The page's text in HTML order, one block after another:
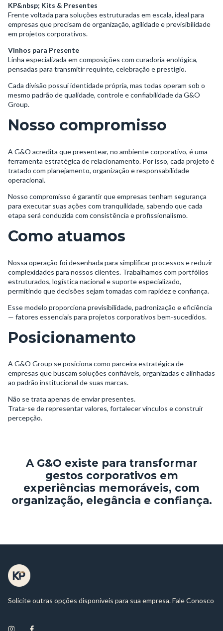
KP&nbsp; Kits & Presentes
Frente voltada para soluções estruturadas em escala, ideal para
empresas que precisam de organização, agilidade e previsibilidade
em projetos corporativos.
Vinhos para Presente
Linha especializada em composições com curadoria enológica,
pensadas para transmitir requinte, celebração e prestígio.
Cada divisão possui identidade própria, mas todas operam sob o
mesmo padrão de qualidade, controle e confiabilidade da G&O
Group.
Nosso compromisso
A G&O acredita que presentear, no ambiente corporativo, é uma
ferramenta estratégica de relacionamento. Por isso, cada projeto é
tratado com planejamento, organização e responsabilidade
operacional.
Nosso compromisso é garantir que empresas tenham segurança
para executar suas ações com tranquilidade, sabendo que cada
etapa será conduzida com consistência e profissionalismo.
Como atuamos
Nossa operação foi desenhada para simplificar processos e reduzir
complexidades para nossos clientes. Trabalhamos com portfólios
estruturados, logística nacional e suporte especializado,
permitindo que decisões sejam tomadas com rapidez e confiança.
Esse modelo proporciona previsibilidade, padronização e eficiência
— fatores essenciais para projetos corporativos bem-sucedidos.
Posicionamento
A G&O Group se posiciona como parceira estratégica de
empresas que buscam soluções confiáveis, organizadas e alinhadas
ao padrão institucional de suas marcas.
Não se trata apenas de enviar presentes.
Trata-se de representar valores, fortalecer vínculos e construir
percepção.
A G&O existe para transformar
gestos corporativos em
experiências memoráveis, com
organização, elegância e confiança.
Solicite outras opções disponíveis para sua empresa. Fale Conosco